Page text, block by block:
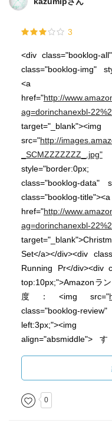
3
<div class="booklog-
class="booklog-img"
<a
href="http://
ag=dorinchanexbl-
target="_blank"><img
src="http://
_SCMZZZZZZZ_.jpg"
style="border:0px;
class="booklog-data"
class="booklog-title"><a
href="http://
ag=dorinchanexbl-
Set</a></div><div
Running Pr</div><div
top:10px;">Amazonラ
度：<img src="
class="booklog-
クリスマスプ
src="http://booklog.jp/
マスカードに最高
style="margin-
0